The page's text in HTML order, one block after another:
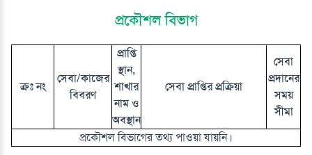
প্রকৌশল বিভাগ
ক্রঃ নং
সেবা/কাজের
বিবরণ
প্রাপ্তি
স্থান,
শাখার
নাম ও
অবস্থান
সেবা প্রাপ্তির প্রক্রিয়া
সেবা
প্রদানের
সময়
সীমা
প্রকৌশল বিভাগের তথ্য পাওয়া যায়নি।